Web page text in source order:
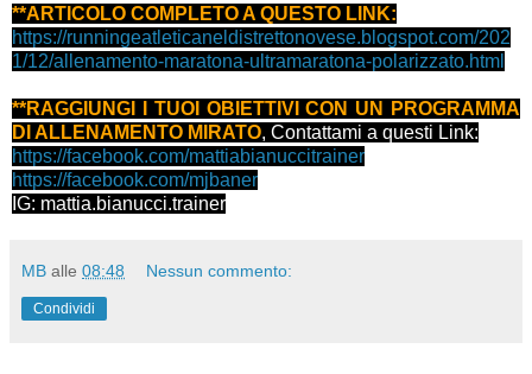
**ARTICOLO COMPLETO A QUESTO LINK:
https://runningeatleticaneldistrettonovese.blogspot.com/202
1/12/allenamento-maratona-ultramaratona-polarizzato.html
**RAGGIUNGI I TUOI OBIETTIVI CON UN PROGRAMMA
DI ALLENAMENTO MIRATO, Contattami a questi Link:
https://facebook.com/mattiabianuccitrainer
https://facebook.com/mjbaner
IG: mattia.bianucci.trainer
MB alle 08:48 Nessun commento:
Condividi